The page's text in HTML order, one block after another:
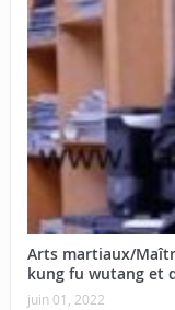
Arts martiaux/
kung fu wutang et
juin 01, 2022